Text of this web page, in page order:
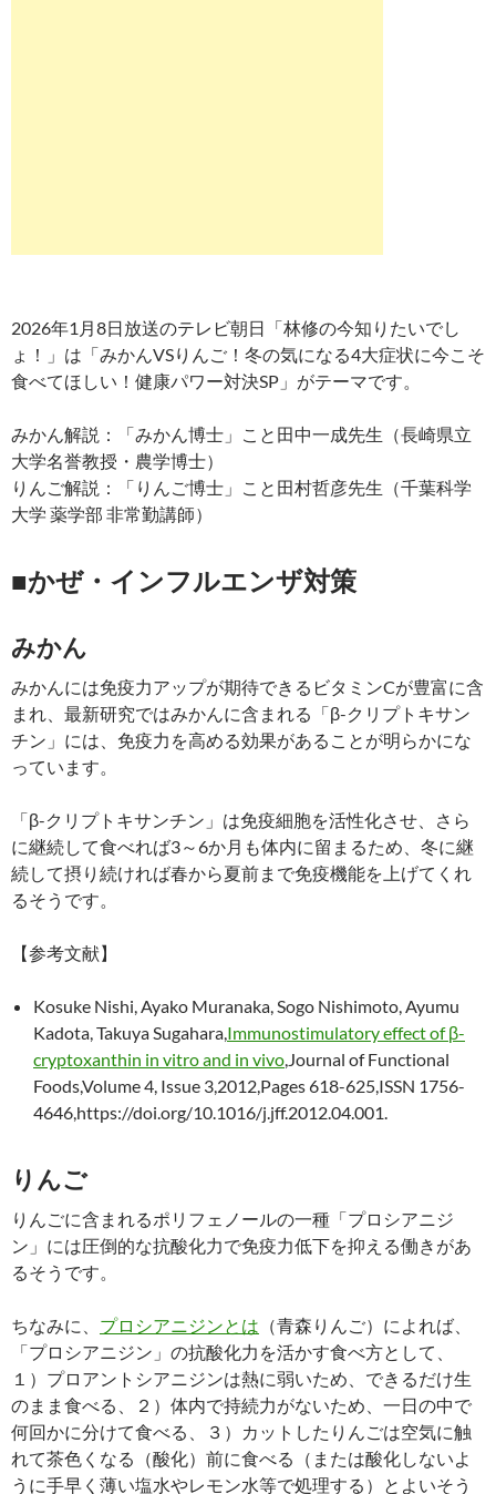
2026年1月8日放送のテレビ朝日「林修の今知りたいでし
ょ！」は「みかんVSりんご！冬の気になる4大症状に今こそ
食べてほしい！健康パワー対決SP」がテーマです。
みかん解説：「みかん博士」こと田中一成先生（長崎県立
大学名誉教授・農学博士）
りんご解説：「りんご博士」こと田村哲彦先生（千葉科学
大学 薬学部 非常勤講師）
■かぜ・インフルエンザ対策
みかん
みかんには免疫力アップが期待できるビタミンCが豊富に含
まれ、最新研究ではみかんに含まれる「β-クリプトキサン
チン」には、免疫力を高める効果があることが明らかにな
っています。
「β-クリプトキサンチン」は免疫細胞を活性化させ、さら
に継続して食べれば3～6か月も体内に留まるため、冬に継
続して摂り続ければ春から夏前まで免疫機能を上げてくれ
るそうです。
【参考文献】
Kosuke Nishi, Ayako Muranaka, Sogo Nishimoto, Ayumu
Kadota, Takuya Sugahara,Immunostimulatory effect of β-
cryptoxanthin in vitro and in vivo,Journal of Functional
Foods,Volume 4, Issue 3,2012,Pages 618-625,ISSN 1756-
4646,https://doi.org/10.1016/j.jff.2012.04.001.
りんご
りんごに含まれるポリフェノールの一種「プロシアニジ
ン」には圧倒的な抗酸化力で免疫力低下を抑える働きがあ
るそうです。
ちなみに、 プロシアニジンとは （青森りんご）によれば、
「プロシアニジン」の抗酸化力を活かす食べ方として、
１）プロアントシアニジンは熱に弱いため、できるだけ生
のまま食べる、２）体内で持続力がないため、一日の中で
何回かに分けて食べる、３）カットしたりんごは空気に触
れて茶色くなる（酸化）前に食べる（または酸化しないよ
うに手早く薄い塩水やレモン水等で処理する）とよいそう